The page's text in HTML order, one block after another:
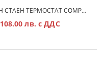
БЕЗЖИЧЕН СТАЕН ТЕРМОСТАТ COMPUTHERM Q7RF
108.00 лв. с ДДС